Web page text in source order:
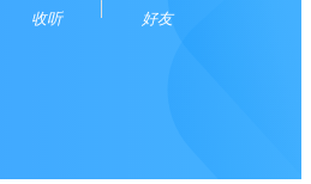
收听 好友